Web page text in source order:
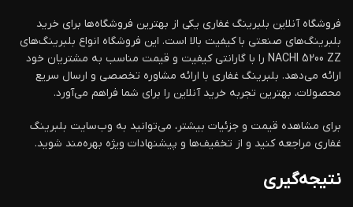
فروشگاه آنلاین بلبرینگ غفاری یکی از بهترین فروشگاه‌ها برای خرید
بلبرینگ‌های صنعتی با کیفیت بالا است. این فروشگاه انواع بلبرینگ‌های
NACHI 5200 ZZ را با گارانتی کیفیت و قیمت مناسب به مشتریان خود
ارائه می‌دهد. بلبرینگ غفاری با ارائه مشاوره تخصصی و ارسال سریع
محصولات، بهترین تجربه خرید آنلاین را برای شما فراهم می‌آورد.
برای مشاهده قیمت و جزئیات بیشتر، می‌توانید به وب‌سایت بلبرینگ
غفاری مراجعه کنید و از تخفیف‌ها و پیشنهادات ویژه بهره‌مند شوید.
نتیجه‌گیری